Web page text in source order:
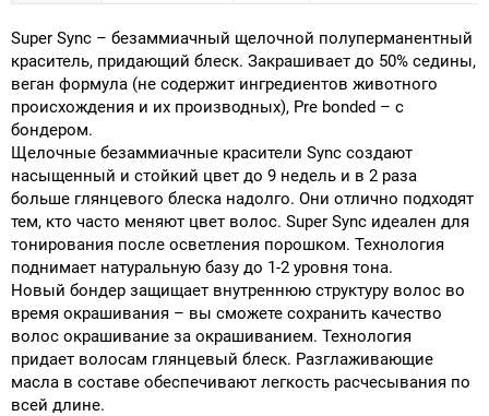
Super Sync – безаммиачный щелочной полуперманентный
краситель, придающий блеск. Закрашивает до 50% седины,
веган формула (не содержит ингредиентов животного
происхождения и их производных), Pre bonded – с
бондером.
Щелочные безаммиачные красители Sync создают
насыщенный и стойкий цвет до 9 недель и в 2 раза
больше глянцевого блеска надолго. Они отлично подходят
тем, кто часто меняют цвет волос. Super Sync идеален для
тонирования после осветления порошком. Технология
поднимает натуральную базу до 1-2 уровня тона.
Новый бондер защищает внутреннюю структуру волос во
время окрашивания – вы сможете сохранить качество
волос окрашивание за окрашиванием. Технология
придает волосам глянцевый блеск. Разглаживающие
масла в составе обеспечивают легкость расчесывания по
всей длине.